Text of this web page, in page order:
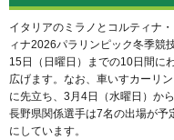
イタリアのミラノとコルティナ
ィナ2026パラリンピック冬季競
15日（日曜日）までの10日間に
広げます。なお、車いすカーリ
に先立ち、3月4日（水曜日）から
長野県関係選手は7名の出場が予
にしています。